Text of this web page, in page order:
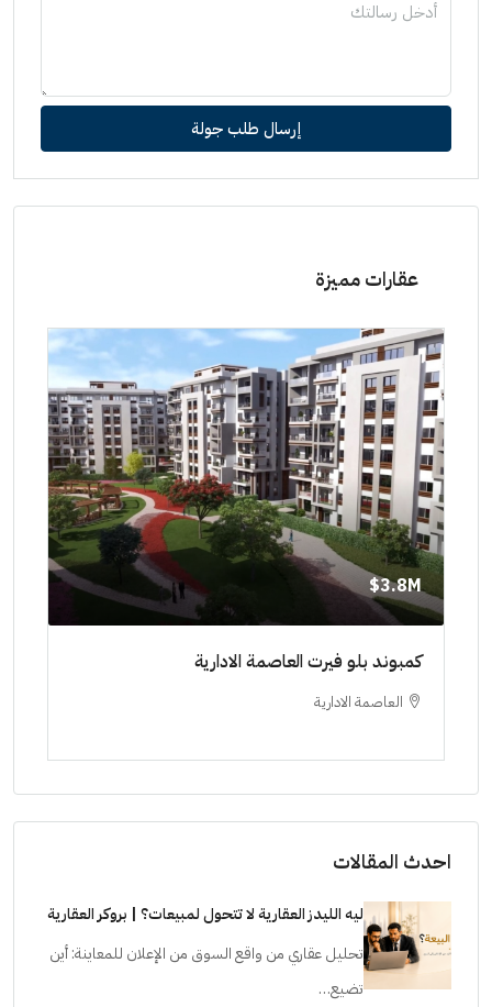
إرسال طلب جولة
عقارات مميزة
3.8M$
كمبوند بلو فيرت العاصمة الادارية
العاصمة الادارية
احدث المقالات
ليه الليدز العقارية لا تتحول لمبيعات؟ | بروكر العقارية
تحليل عقاري من واقع السوق من الإعلان للمعاينة: أين
تضيع…